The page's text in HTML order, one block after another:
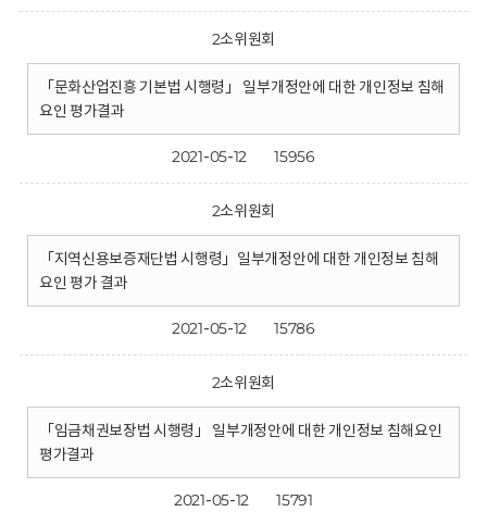
2소위원회
「문화산업진흥 기본법 시행령」 일부개정안에 대한 개인정보 침해
요인 평가결과
2021-05-12 15956
2소위원회
「지역신용보증재단법 시행령」일부개정안에 대한 개인정보 침해
요인 평가 결과
2021-05-12 15786
2소위원회
「임금채권보장법 시행령」 일부개정안에 대한 개인정보 침해요인
평가결과
2021-05-12 15791